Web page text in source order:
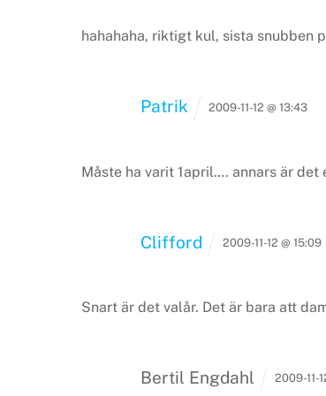
hahahaha, riktigt kul, sista snubben
Patrik 2009-11-12 @ 13:43
Måste ha varit 1april…. annars är det
Clifford 2009-11-12 @ 15:09
Snart är det valår. Det är bara att
Bertil Engdahl 2009-11-